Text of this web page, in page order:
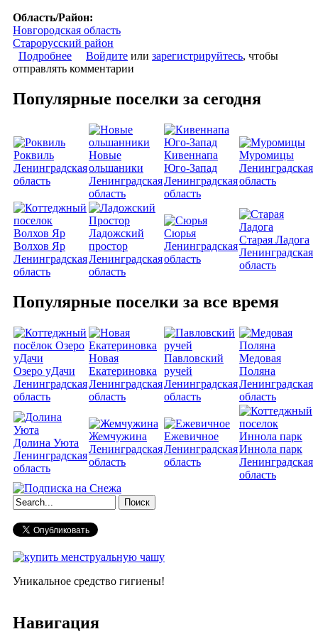
Область/Район:
Новгородская область
Старорусский район
Подробнее о Коттеджный поселок «Снежа»
Войдите или зарегистрируйтесь, чтобы
отправлять комментарии
Популярные поселки за сегодня
Роквиль
Ленинградская
область
Новые
ольшаники
Ленинградская
область
Кивеннапа
Юго-Запад
Ленинградская
область
Муромицы
Ленинградская
область
Волхов Яр
Ленинградская
область
Ладожский
простор
Ленинградская
область
Сюрья
Ленинградская
область
Старая Ладога
Ленинградская
область
Популярные поселки за все время
Озеро уДачи
Ленинградская
область
Новая
Екатериновка
Ленинградская
область
Павловский
ручей
Ленинградская
область
Медовая
Поляна
Ленинградская
область
Долина Уюта
Ленинградская
область
Жемчужина
Ленинградская
область
Ежевичное
Ленинградская
область
Иннола парк
Ленинградская
область
Форма поиска
Уникальное средство гигиены!
Навигация